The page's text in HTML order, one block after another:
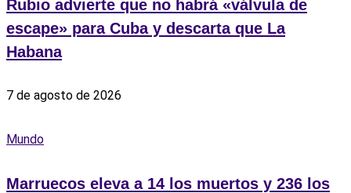
Rubio advierte que no habrá «válvula de
escape» para Cuba y descarta que La
Habana
7 de agosto de 2026
Mundo
Marruecos eleva a 14 los muertos y 236 los